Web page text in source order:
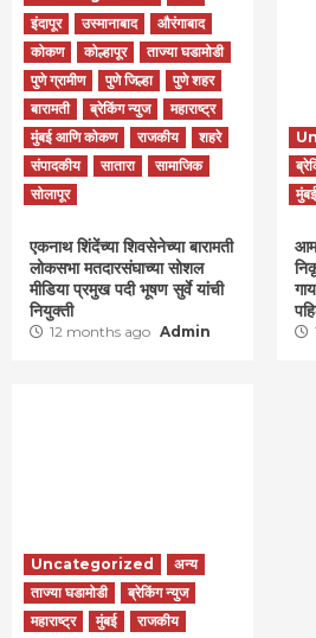
इंदापूर
उस्मानाबाद
औरंगाबाद
कोकण
कोल्हापूर
ताज्या घडामोडी
पुणे ग्रामीण
पुणे जिल्हा
पुणे शहर
बारामती
ब्रेकिंग न्युज
महाराष्ट्र
मुंबई आणि कोकण
राजकीय
शहरे
संपादकीय
सातारा
सामाजिक
सोलापूर
एकनाथ शिंदेंच्या शिवसेनेच्या बारामती
लोकसभा मतदारसंघाच्या सोशल
मीडिया प्रमुख पदी भूषण सुर्वे यांची
नियुक्ती
12 months ago Admin
Uncategorized
अन्य
ताज्या घडामोडी
ब्रेकिंग न्युज
महाराष्ट्र
मुंबई राजकीय